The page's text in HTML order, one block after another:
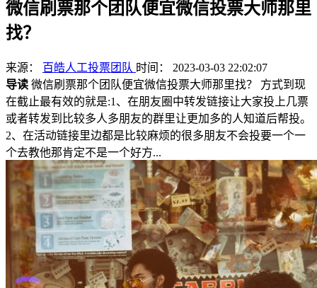
微信刷票那个团队便宜微信投票大师那里
找？
来源： 百皓人工投票团队 时间： 2023-03-03 22:02:07
导读 微信刷票那个团队便宜微信投票大师那里找？ 方式到现
在截止最有效的就是:1、在朋友圈中转发链接让大家投上几票
或者转发到比较多人多朋友的群里让更加多的人知道后帮投。
2、在活动链接里边都是比较麻烦的很多朋友不会投要一个一
个去教他那肯定不是一个好方...